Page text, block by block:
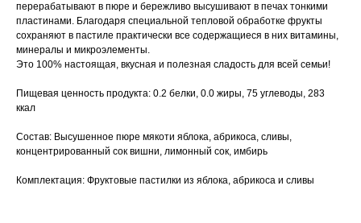
перерабатывают в пюре и бережливо высушивают в печах тонкими
пластинами. Благодаря специальной тепловой обработке фрукты
сохраняют в пастиле практически все содержащиеся в них витамины,
минералы и микроэлементы.
Это 100% настоящая, вкусная и полезная сладость для всей семьи!
Пищевая ценность продукта: 0.2 белки, 0.0 жиры, 75 углеводы, 283
ккал
Состав: Высушенное пюре мякоти яблока, абрикоса, сливы,
концентрированный сок вишни, лимонный сок, имбирь
Комплектация: Фруктовые пастилки из яблока, абрикоса и сливы